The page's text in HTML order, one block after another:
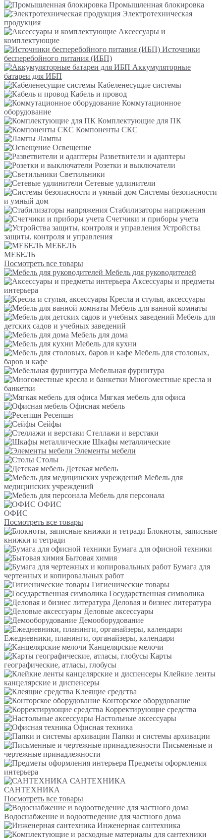
Промышленная блокировка
Электротехническая
продукция
Аксессуары и
комплектующие
Источники
бесперебойного питания (ИБП)
Аккумуляторные
батареи для ИБП
Кабеленесущие системы
Кабель и провод
Коммутационное
оборудование
Комплектующие для ПК
Компоненты СКС
Лампы
Освещение
Разветвители и адаптеры
Розетки и выключатели
Светильники
Сетевые удлинители
Системы безопасности
и умный дом
Стабилизаторы напряжения
Счетчики и приборы учета
Устройства
защиты, контроля и управления
МЕБЕЛЬ
МЕБЕЛЬ
Посмотреть все товары
Мебель для руководителей
Аксессуары и предметы
интерьера
Кресла и стулья, аксессуары
Мебель для ванной комнаты
Мебель для
детских садов и учебных заведений
Мебель для дома
Мебель для кухни
Мебель для столовых,
баров и кафе
Мебельная фурнитура
Многоместные кресла и
банкетки
Мягкая мебель для офиса
Офисная мебель
Ресепшн
Сейфы
Стеллажи и верстаки
Шкафы металлические
Элементы мебели
Столы
Детская мебель
Мебель для
медицинских учреждений
Мебель для персонала
ОФИС
ОФИС
Посмотреть все товары
Блокноты, записные
книжки и тетради
Бумага для офисной техники
Бытовая химия
Бумага для
чертежных и копировальных работ
Гигиенические товары
Государственная символика
Деловая и бизнес литература
Деловые аксессуары
Демооборудование
Ежедневники, планинги, органайзеры, календари
Канцелярские мелочи
Карты
географические, атласы, глобусы
Клейкие ленты
канцелярские и диспенсеры
Клеящие средства
Конторское оборудование
Корректирующие средства
Настольные аксессуары
Офисная техника
Папки и системы архивации
Письменные и
чертежные принадлежности
Предметы оформления
интерьера
САНТЕХНИКА
САНТЕХНИКА
Посмотреть все товары
Водоснабжение и водоотведение для частного дома
Инженерная сантехника